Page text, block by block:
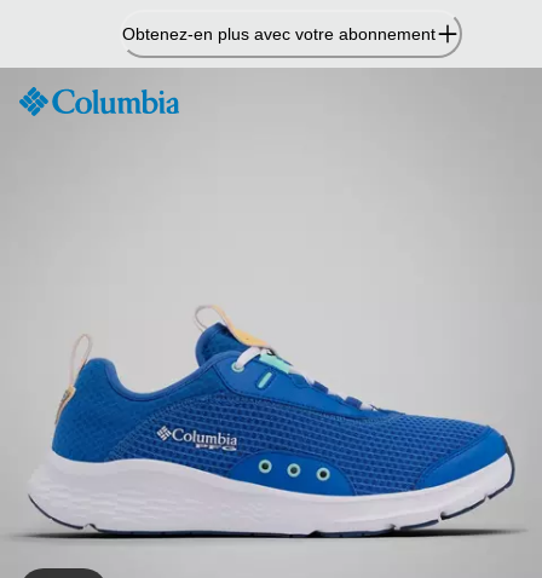
contenu
Obtenez-en plus avec votre abonnement